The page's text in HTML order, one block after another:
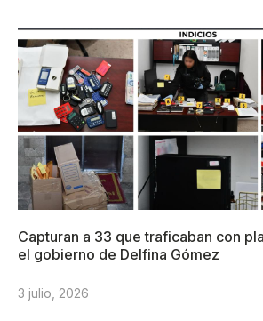
Capturan a 33 que traficaban con
el gobierno de Delfina Gómez
3 julio, 2026